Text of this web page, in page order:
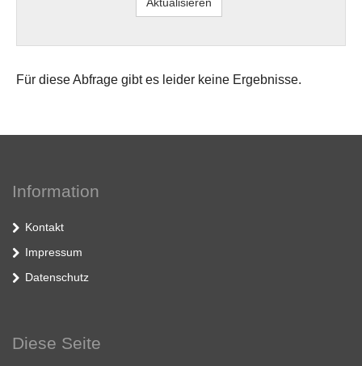
Für diese Abfrage gibt es leider keine Ergebnisse.
Information
Kontakt
Impressum
Datenschutz
Diese Seite